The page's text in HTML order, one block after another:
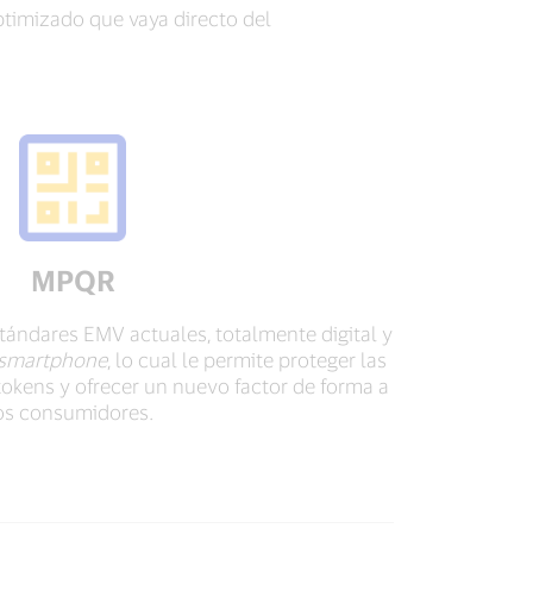
que vaya directo del
MPQR
EMV actuales, totalmente digital y
, lo cual le permite proteger las
y ofrecer un nuevo factor de forma a
consumidores.